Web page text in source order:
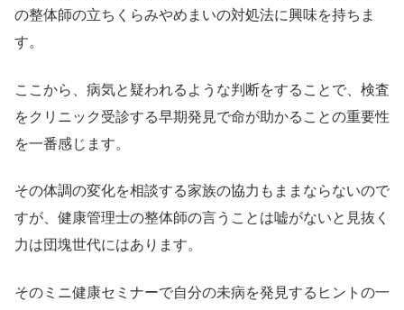
の整体師の立ちくらみやめまいの対処法に興味を持ちま
す。
ここから、病気と疑われるような判断をすることで、検査
をクリニック受診する早期発見で命が助かることの重要性
を一番感じます。
その体調の変化を相談する家族の協力もままならないので
すが、健康管理士の整体師の言うことは嘘がないと見抜く
力は団塊世代にはあります。
そのミニ健康セミナーで自分の未病を発見するヒントの一